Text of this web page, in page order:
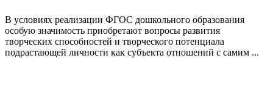
В условиях реализации ФГОС дошкольного образования
особую значимость приобретают вопросы развития
творческих способностей и творческого потенциала
подрастающей личности как субъекта отношений с самим ...